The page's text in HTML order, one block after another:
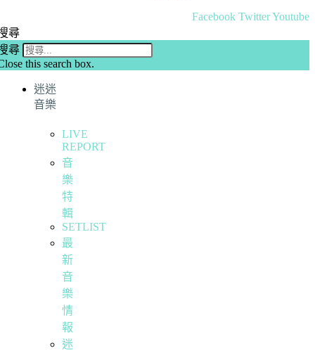
Facebook TwitterYoutube
尋
尋
this search box.
迷迷
音樂
LIVE
REPORT
音
樂
特
輯
SETLIST
最
新
音
樂
情
報
迷